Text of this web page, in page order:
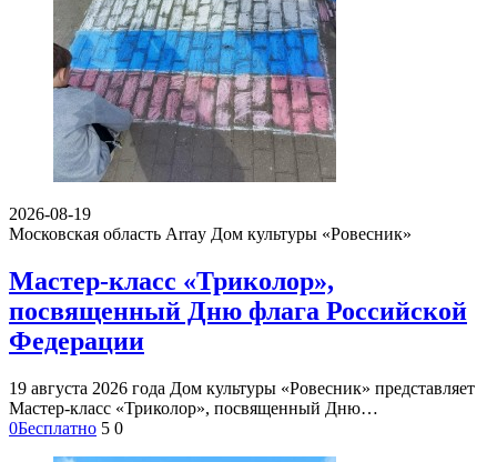
2026-08-19
Московская область Array Дом культуры «Ровесник»
Мастер-класс «Триколор»,
посвященный Дню флага Российской
Федерации
19 августа 2026 года Дом культуры «Ровесник» представляет
Мастер-класс «Триколор», посвященный Дню…
0Бесплатно 5 0